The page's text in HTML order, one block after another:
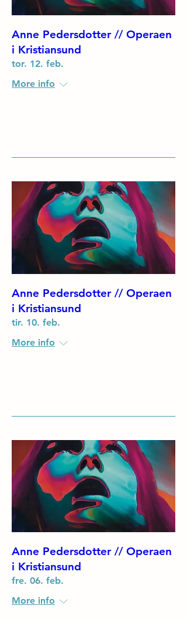
Anne Pedersdotter // Operaen
i Kristiansund
tor. 12. feb.
More info
Anne Pedersdotter // Operaen
i Kristiansund
tir. 10. feb.
More info
Anne Pedersdotter // Operaen
i Kristiansund
fre. 06. feb.
More info